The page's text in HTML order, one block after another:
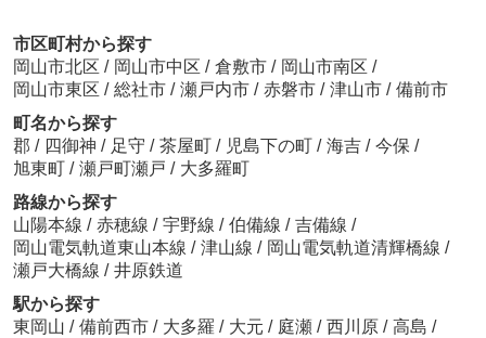
市区町村から探す
岡山市北区 / 岡山市中区 / 倉敷市 / 岡山市南区 /
岡山市東区 / 総社市 / 瀬戸内市 / 赤磐市 / 津山市 / 備前市
町名から探す
郡 / 四御神 / 足守 / 茶屋町 / 児島下の町 / 海吉 / 今保 /
旭東町 / 瀬戸町瀬戸 / 大多羅町
路線から探す
山陽本線 / 赤穂線 / 宇野線 / 伯備線 / 吉備線 /
岡山電気軌道東山本線 / 津山線 / 岡山電気軌道清輝橋線 /
瀬戸大橋線 / 井原鉄道
駅から探す
東岡山 / 備前西市 / 大多羅 / 大元 / 庭瀬 / 西川原 / 高島 /